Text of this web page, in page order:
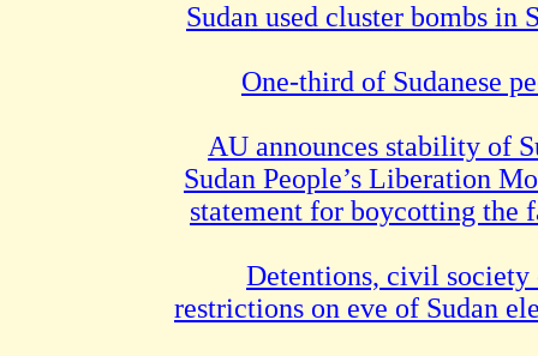
Sudan used cluster bombs in
One-third of Sudanese
AU announces stability of
Sudan People’s Liberation
statement for boycotting the
Detentions, civil society
restrictions on eve of Sudan